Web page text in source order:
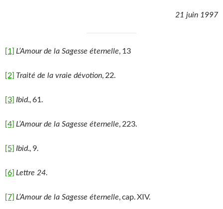
21 juin 1997
[1] L’Amour de la Sagesse éternelle, 13
[2] Traité de la vraie dévotion, 22.
[3] Ibid., 61.
[4] L’Amour de la Sagesse éternelle, 223.
[5] Ibid., 9.
[6] Lettre 24.
[7] L’Amour de la Sagesse éternelle, cap. XIV.